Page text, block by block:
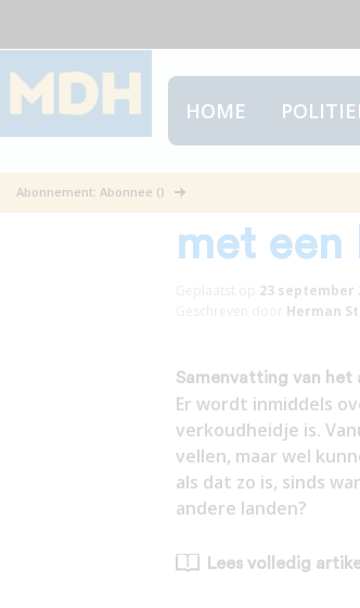
HOME
Abonnement: Abonnee ()
Is de
met een
23 september
Herman
Samenvatting van het
Er wordt inmiddels
verkoudheidje is.
vellen, maar wel
als dat zo is, sinds
andere landen?
Lees volledig